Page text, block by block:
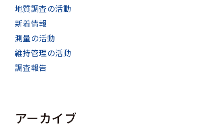
地質調査の活動
新着情報
測量の活動
維持管理の活動
調査報告
アーカイブ